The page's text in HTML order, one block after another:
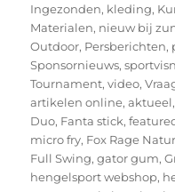
Ingezonden, kleding,
Materialen, nieuw bij
Outdoor, Persberichten,
Sponsornieuws,
Tournament,video,
artikelen online,aktueel,
Duo, Fanta stick,
micro fry, Fox Rage
Full Swing,gator gum,
hengelsport webshop,